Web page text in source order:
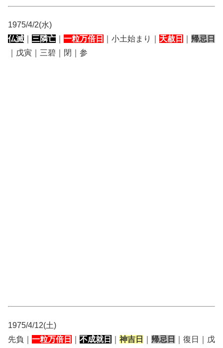
1975/4/2(水)
仏滅
三隣亡 一粒万倍日 ｜小土始まり｜ 天赦日
帰忌日
｜戊寅｜三碧｜閉｜参
1975/4/12(土)
先負｜ 一粒万倍日 不成就日 神吉日 帰忌日
｜復日｜戊